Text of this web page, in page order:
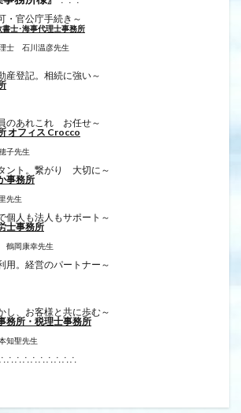
・官公庁手続き～
士･海事代理士事務所
士 石川温彦先生
産登記。相続に強い～
のあれこれ お任せ～
オフィス Crocco
子先生
ント。繋がり 大切に～
事務所
先生
個人も法人もサポート～
士事務所
鶴岡康幸先生
用。経営のパートナー～
し、お客様と共に歩む～
務所・税理士事務所
知聖先生